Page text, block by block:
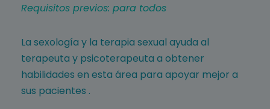
Requisitos previos: para todos
La sexología y la terapia sexual ayuda al
terapeuta y psicoterapeuta a obtener
habilidades en esta área para apoyar mejor a
sus pacientes .